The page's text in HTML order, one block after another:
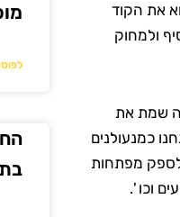
את הקוד
ולמחוק
שמת את
כמנעולנים
לספק מפתחות
וכו '.